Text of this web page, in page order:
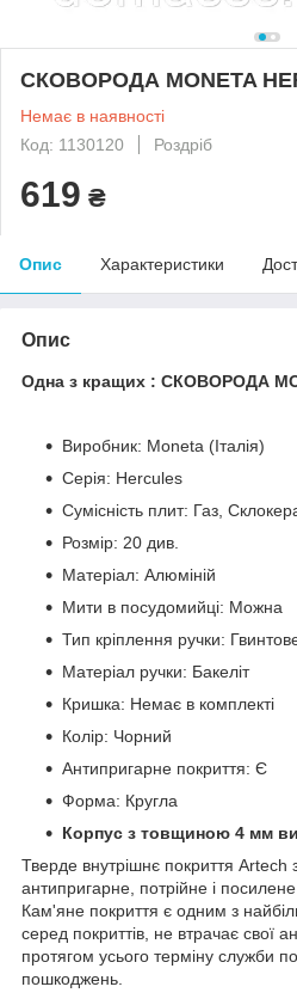
СКОВОРОДА MONETA
Немає в наявності
Код: 1130120
Роздріб
619 ₴
Опис Характеристики
Опис
Одна з кращих : СКОВОРОДА
Виробник: Moneta (Італія)
Серія: Hercules
Сумісність плит: Газ,
Розмір: 20 див.
Матеріал: Алюміній
Мити в посудомийці: Можна
Тип кріплення ручки:
Матеріал ручки: Бакеліт
Кришка: Немає в комплекті
Колір: Чорний
Антипригарне покриття: Є
Форма: Кругла
Корпус з товщиною 4 мм
Тверде внутрішнє покриття
антипригарне, потрійне і
Кам'яне покриття є одним з
серед покриттів, не втрачає свої
протягом усього терміну служби
пошкоджень.